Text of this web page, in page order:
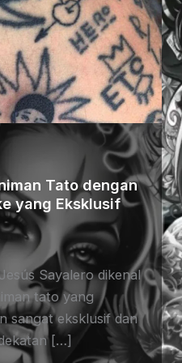
Tato dengan
yang Eksklusif
Sayalero dikenal
tato yang
sangat eksklusif dan
[…]